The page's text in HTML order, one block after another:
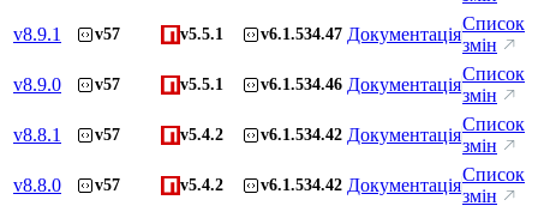
v8.9.1 v57 v5.5.1 v6.1.534.47 Документація
Список
змін
v8.9.0 v57 v5.5.1 v6.1.534.46 Документація
Список
змін
v8.8.1 v57 v5.4.2 v6.1.534.42 Документація
Список
змін
v8.8.0 v57 v5.4.2 v6.1.534.42 Документація
Список
змін